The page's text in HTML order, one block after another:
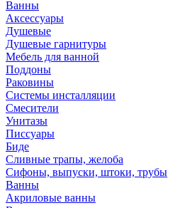
Ванны
Аксессуары
Душевые
Душевые гарнитуры
Мебель для ванной
Поддоны
Раковины
Системы инсталляции
Смесители
Унитазы
Писсуары
Биде
Сливные трапы, желоба
Сифоны, выпуски, штоки, трубы
Ванны
Акриловые ванны